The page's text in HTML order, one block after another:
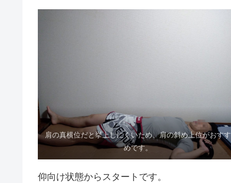
肩の真横位だと挙上しにくいため、肩の斜め上位がおすす
めです。
仰向け状態からスタートです。